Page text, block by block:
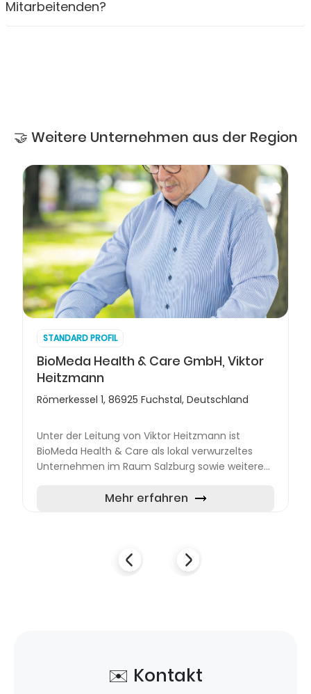
Mitarbeitenden?
🤝 Weitere Unternehmen aus der Region
STANDARD PROFIL
BioMeda Health & Care GmbH, Viktor
Heitzmann
Römerkessel 1, 86925 Fuchstal, Deutschland
Unter der Leitung von Viktor Heitzmann ist
BioMeda Health & Care als lokal verwurzeltes
Unternehmen im Raum Salzburg sowie weiteren
Team spezialisiert sic...Mehr erfahren
✉️ Kontakt